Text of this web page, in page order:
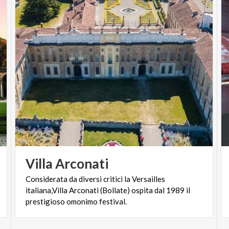
Costo € 10,00 a persona
Tariffa SPECIALE dedicata ai Papà:
. papà da solo € 8,00
. papà + 1 bambino fino a 10 anni € 8,00
. Papà + 1 ragazzo da 11 a 18 anni € 16,00
Posti limitati
Si consiglia la prenotazione on-line sul nostro sito
Per maggiori informazioni:
Fondazione Augusto Rancilio
www.villaarconati-far.it |
info@fondazioneaugustorancilio.com |
VillaArconati
Considerata da diversi critici la Versailles
italiana,Villa Arconati (Bollate) ospita dal 1989 il
prestigioso omonimo festival.